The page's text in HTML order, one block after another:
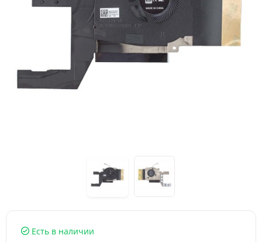
Есть в наличии